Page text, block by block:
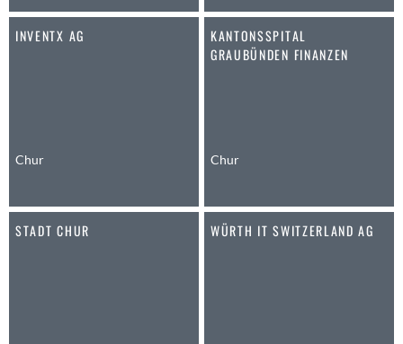
Au SG
Baar
Bassersdorf
Bendern
Benken (SG)
INVENTX AG
Chur
KANTONSSPITAL
GRAUBÜNDEN FINANZEN
Chur
STADT CHUR WÜRTH IT SWITZERLAND AG